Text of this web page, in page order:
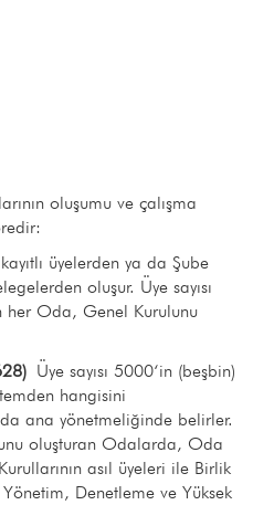
oluşumu ve çalışma
üyelerden ya da Şube
oluşur. Üye sayısı
her Oda, Genel Kurulunu
Üye sayısı 5000‘in (beşbin)
hangisini
ana yönetmeliğinde belirler.
oluşturan Odalarda, Oda
asıl üyeleri ile Birlik
Denetleme ve Yüksek